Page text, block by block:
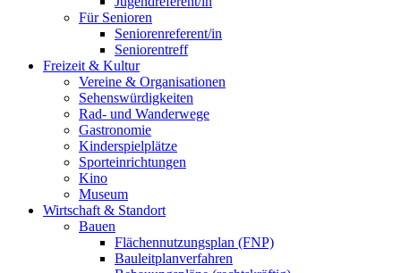
Für Senioren
Seniorenreferent/in
Seniorentreff
Freizeit & Kultur
Vereine & Organisationen
Sehenswürdigkeiten
Rad- und Wanderwege
Gastronomie
Kinderspielplätze
Sporteinrichtungen
Kino
Museum
Wirtschaft & Standort
Bauen
Flächennutzungsplan (FNP)
Bauleitplanverfahren